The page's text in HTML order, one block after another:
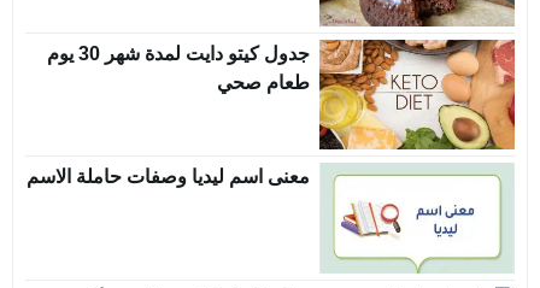
جدول كيتو دايت لمدة شهر 30 يوم
طعام صحي
معنى اسم ليديا وصفات حاملة الاسم